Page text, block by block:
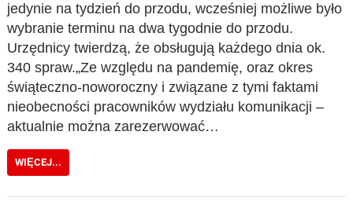
jedynie na tydzień do przodu, wcześniej możliwe było
wybranie terminu na dwa tygodnie do przodu.
Urzędnicy twierdzą, że obsługują każdego dnia ok.
340 spraw.„Ze względu na pandemię, oraz okres
świąteczno-noworoczny i związane z tymi faktami
nieobecności pracowników wydziału komunikacji –
aktualnie można zarezerwować…
WIĘCEJ...